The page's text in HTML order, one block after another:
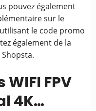
pouvez également
sur le
utilisant le code promo
également de la
WIFI FPV
4K